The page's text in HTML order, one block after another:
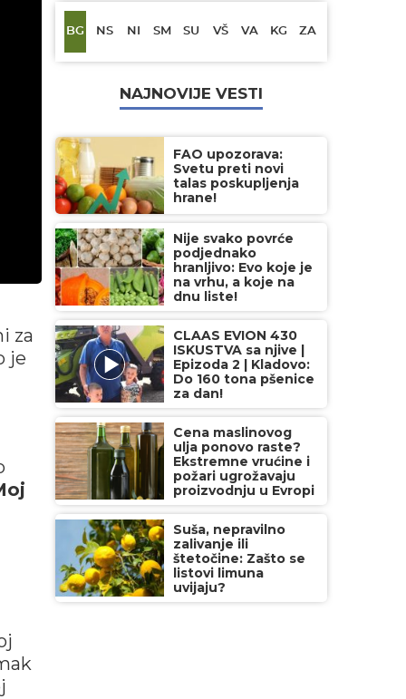
za
je
BG NS NI SM SU VŠ VA KG ZA
NAJNOVIJE VESTI
FAO upozorava:
Svetu preti novi
talas poskupljenja
hrane!
Nije svako povrće
podjednako
hranljivo: Evo koje je
na vrhu, a koje na
dnu liste!
CLAAS EVION 430
ISKUSTVA sa njive |
Epizoda 2 | Kladovo:
Do 160 tona pšenice
za dan!
Cena maslinovog
ulja ponovo raste?
Ekstremne vrućine i
požari ugrožavaju
proizvodnju u Evropi
Suša, nepravilno
zalivanje ili
štetočine: Zašto se
listovi limuna
uvijaju?